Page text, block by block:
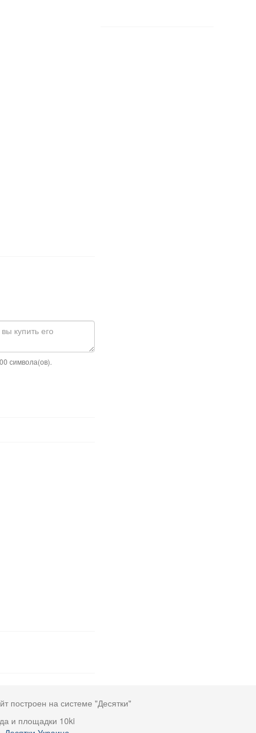
символа(ов).
построен на системе "Десятки"
и площадки 10ki